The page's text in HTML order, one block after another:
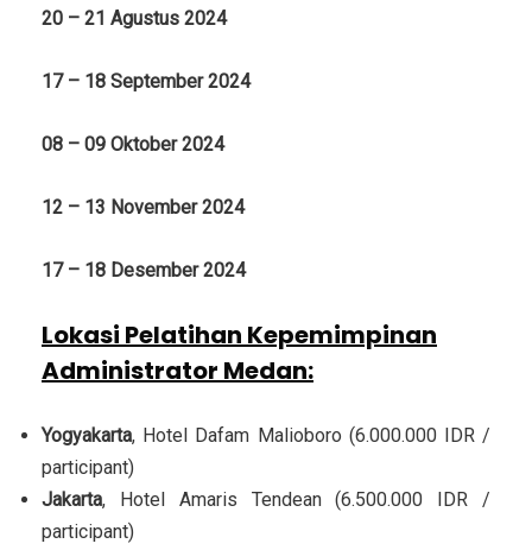
20 – 21 Agustus 2024
17 – 18 September 2024
08 – 09 Oktober 2024
12 – 13 November 2024
17 – 18 Desember 2024
Lokasi Pelatihan Kepemimpinan
Administrator Medan:
Yogyakarta, Hotel Dafam Malioboro (6.000.000 IDR /
participant)
Jakarta, Hotel Amaris Tendean (6.500.000 IDR /
participant)